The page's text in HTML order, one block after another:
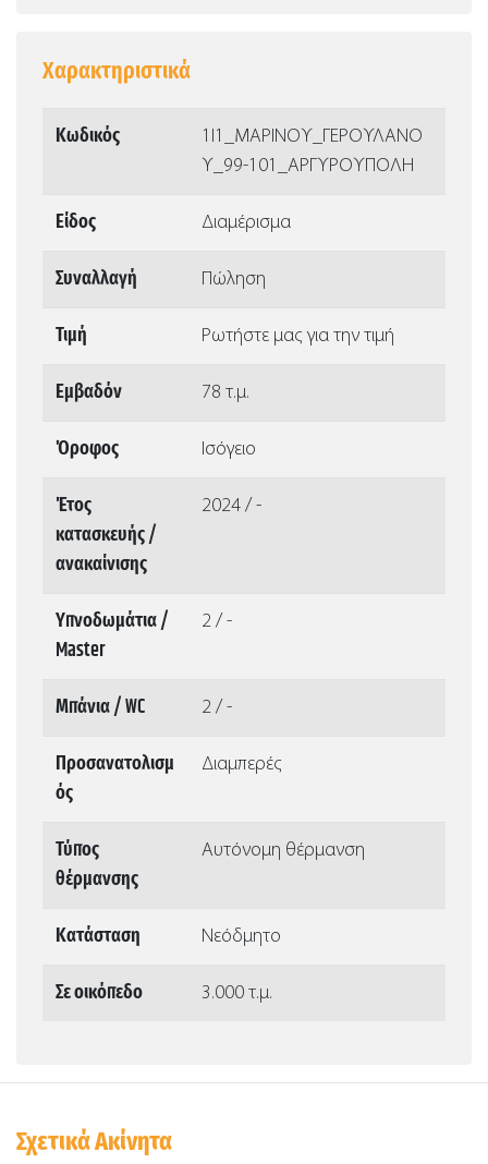
Χαρακτηριστικά
Κωδικός
1Ι1_ΜΑΡΙΝΟΥ_ΓΕΡΟΥΛΑΝΟ
Υ_99-101_ΑΡΓΥΡΟΥΠΟΛΗ
Είδος Διαμέρισμα
Συναλλαγή Πώληση
Τιμή Ρωτήστε μας για την τιμή
Εμβαδόν 78 τ.μ.
Όροφος Ισόγειο
Έτος
κατασκευής /
ανακαίνισης
2024 / -
Υπνοδωμάτια /
Master
2 / -
Μπάνια / WC 2 / -
Προσανατολισμ
ός
Διαμπερές
Τύπος
θέρμανσης
Αυτόνομη θέρμανση
Κατάσταση Νεόδμητο
Σε οικόπεδο 3.000 τ.μ.
Σχετικά Ακίνητα